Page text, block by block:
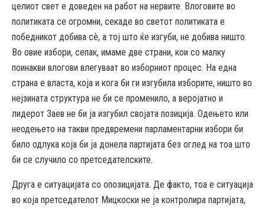
целиот свет е доведен на работ на нервите. Влоговите во
политиката се огромни, секаде во светот политиката е
победникот добива сѐ, а тој што ќе изгуби, не добива ништо.
Во овие избори, сепак, имаме две страни, кои со малку
поинакви влогови влегуваат во изборниот процес. На една
страна е власта, која и кога би ги изгубила изборите, ништо во
нејзината структура не би се променило, а веројатно и
лидерот Заев не би ја изгубил својата позиција. Одењето или
неодењето на такви предвремени парламентарни избори би
било одлука која би ја донела партијата без оглед на тоа што
би се случило со претседателските.
Друга е ситуацијата со опозицијата. Де факто, тоа е ситуација
во која претседателот Мицкоски не ја контролира партијата,